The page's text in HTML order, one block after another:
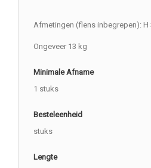
Afmetingen (flens inbegrepen): H
Ongeveer 13 kg
Minimale Afname
1 stuks
Besteleenheid
stuks
Lengte